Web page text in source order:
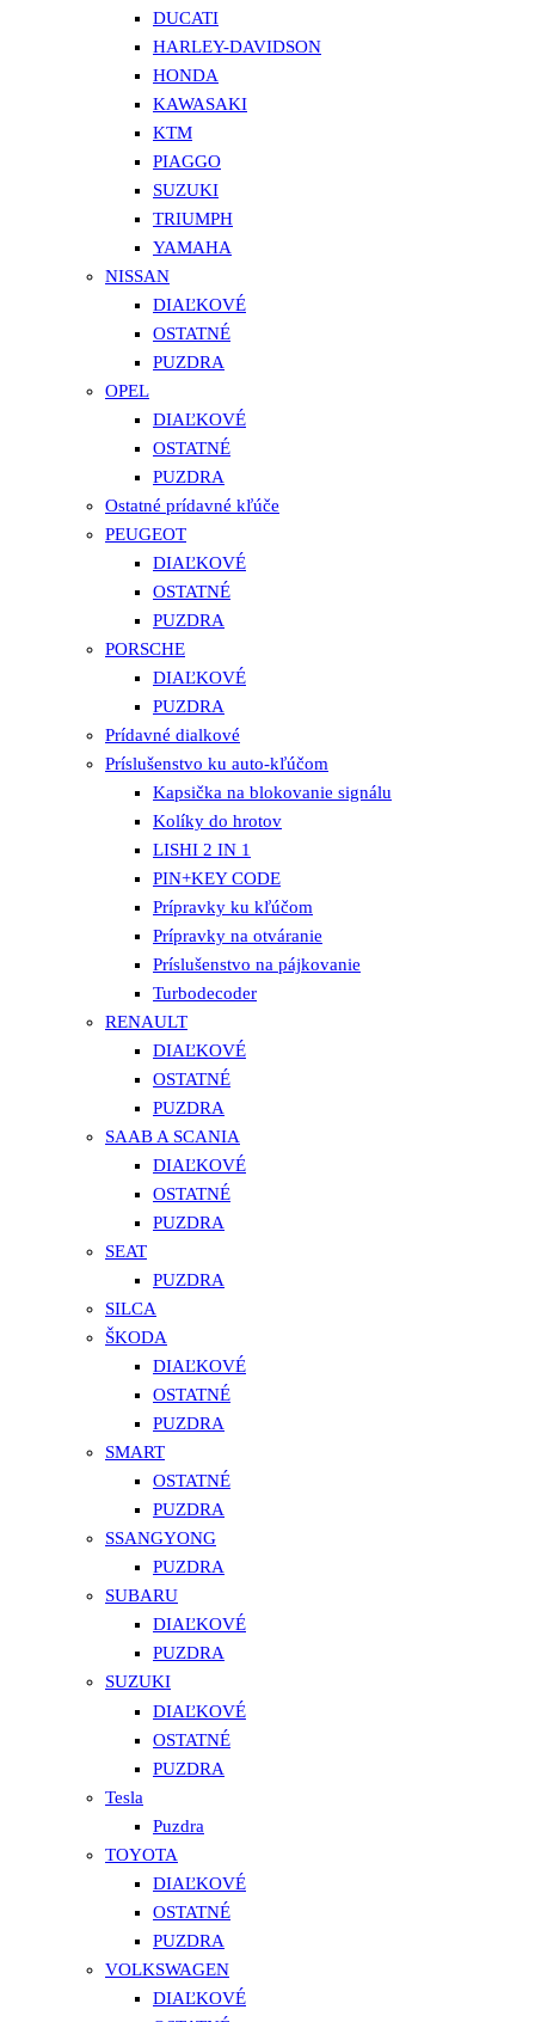
DUCATI
HARLEY-DAVIDSON
HONDA
KAWASAKI
KTM
PIAGGO
SUZUKI
TRIUMPH
YAMAHA
NISSAN
DIAĽKOVÉ
OSTATNÉ
PUZDRA
OPEL
DIAĽKOVÉ
OSTATNÉ
PUZDRA
Ostatné prídavné kľúče
PEUGEOT
DIAĽKOVÉ
OSTATNÉ
PUZDRA
PORSCHE
DIAĽKOVÉ
PUZDRA
Prídavné dialkové
Príslušenstvo ku auto-kľúčom
Kapsička na blokovanie signálu
Kolíky do hrotov
LISHI 2 IN 1
PIN+KEY CODE
Prípravky ku kľúčom
Prípravky na otváranie
Príslušenstvo na pájkovanie
Turbodecoder
RENAULT
DIAĽKOVÉ
OSTATNÉ
PUZDRA
SAAB A SCANIA
DIAĽKOVÉ
OSTATNÉ
PUZDRA
SEAT
PUZDRA
SILCA
ŠKODA
DIAĽKOVÉ
OSTATNÉ
PUZDRA
SMART
OSTATNÉ
PUZDRA
SSANGYONG
PUZDRA
SUBARU
DIAĽKOVÉ
PUZDRA
SUZUKI
DIAĽKOVÉ
OSTATNÉ
PUZDRA
Tesla
Puzdra
TOYOTA
DIAĽKOVÉ
OSTATNÉ
PUZDRA
VOLKSWAGEN
DIAĽKOVÉ